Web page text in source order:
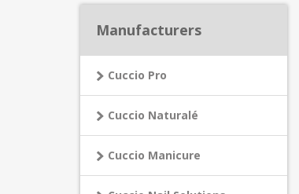
Manufacturers
Cuccio Pro
Cuccio Naturalé
Cuccio Manicure